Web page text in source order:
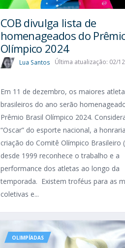
COB divulga lista de
homenageados do
Olímpico 2024
Lua Santos Última atualização: 02/
Em 11 de dezembro, os maiores
brasileiros do ano serão
Prêmio Brasil Olímpico 2024.
“Oscar” do esporte nacional, a
criação do Comitê Olímpico Brasileiro
desde 1999 reconhece o trabalho e a
performance dos atletas ao longo da
temporada. Existem troféus para as
coletivas e...
OLIMPÍADAS